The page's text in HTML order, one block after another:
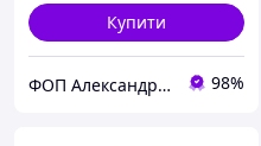
Купити
ФОП Александрова Ірина Анатоліївна 98%